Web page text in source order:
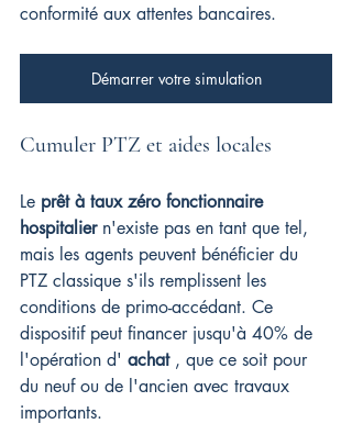
conformité aux attentes bancaires.
Démarrer votre simulation
Cumuler PTZ et aides locales
Le prêt à taux zéro fonctionnaire
hospitalier n'existe pas en tant que tel,
mais les agents peuvent bénéficier du
PTZ classique s'ils remplissent les
conditions de primo-accédant. Ce
dispositif peut financer jusqu'à 40% de
l'opération d' achat , que ce soit pour
du neuf ou de l'ancien avec travaux
importants.